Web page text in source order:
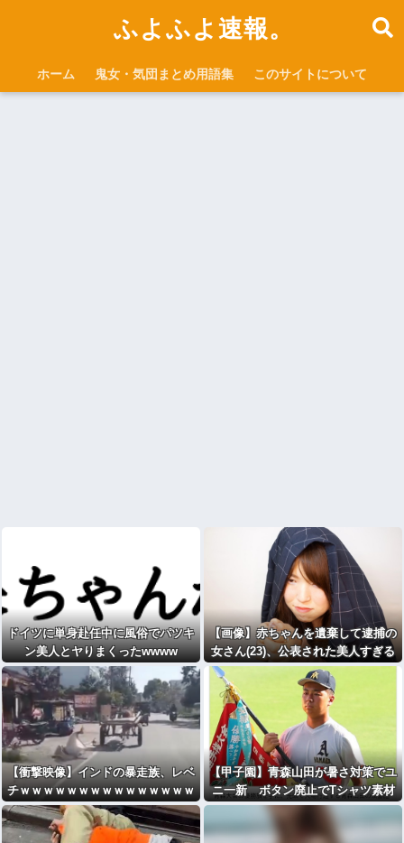
ふよふよ速報。
ホーム 鬼女・気団まとめ用語集 このサイトについて
ドイツに単身赴任中に風俗でパツキ
ン美人とヤりまくったwwww
【画像】赤ちゃんを遺棄して逮捕の
女さん(23)、公表された美人すぎる
ご尊顔がこちら⇒ｗｗｗｗｗｗｗｗ
ｗｗ
【衝撃映像】インドの暴走族、レベ
チｗｗｗｗｗｗｗｗｗｗｗｗｗｗｗ
ｗ
【甲子園】青森山田が暑さ対策でユ
ニ一新 ボタン廃止でTシャツ素材
ｗｗｗ